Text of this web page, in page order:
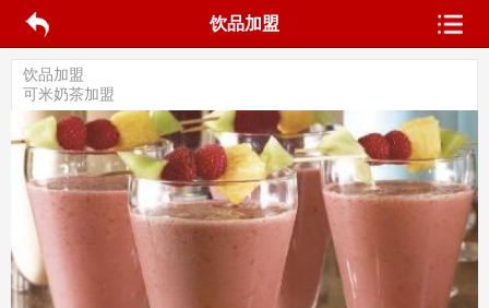
饮品加盟
饮品加盟
可米奶茶加盟